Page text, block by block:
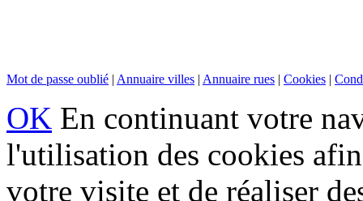
Mot de passe oublié | Annuaire villes | Annuaire rues | Cookies |
OK En continuant votre
l'utilisation des cookies
votre visite et de réaliser